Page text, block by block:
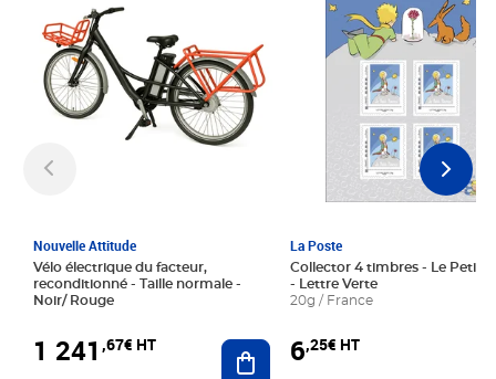
Nouvelle Attitude
Vélo électrique du facteur,
reconditionné - Taille normale -
Noir/ Rouge
1 241 ,67€ HT Ajouter au panier
La Poste
Collector 4 timbres - Le Petit
- Lettre Verte
20g / France
6,25€ HT